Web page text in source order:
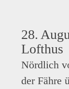
28.
Lofthus
Nördlich
der Fähre